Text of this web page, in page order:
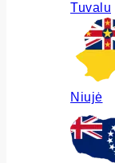
Tuvalu
Niujė